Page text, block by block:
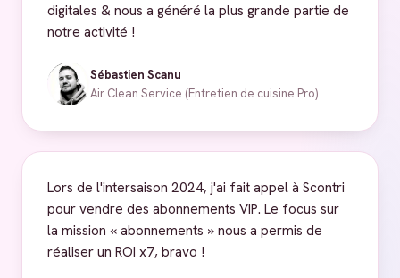
digitales & nous a généré la plus grande partie de
notre activité !
Sébastien Scanu
Air Clean Service (Entretien de cuisine Pro)
Lors de l'intersaison 2024, j'ai fait appel à Scontri
pour vendre des abonnements VIP. Le focus sur
la mission « abonnements » nous a permis de
réaliser un ROI x7, bravo !